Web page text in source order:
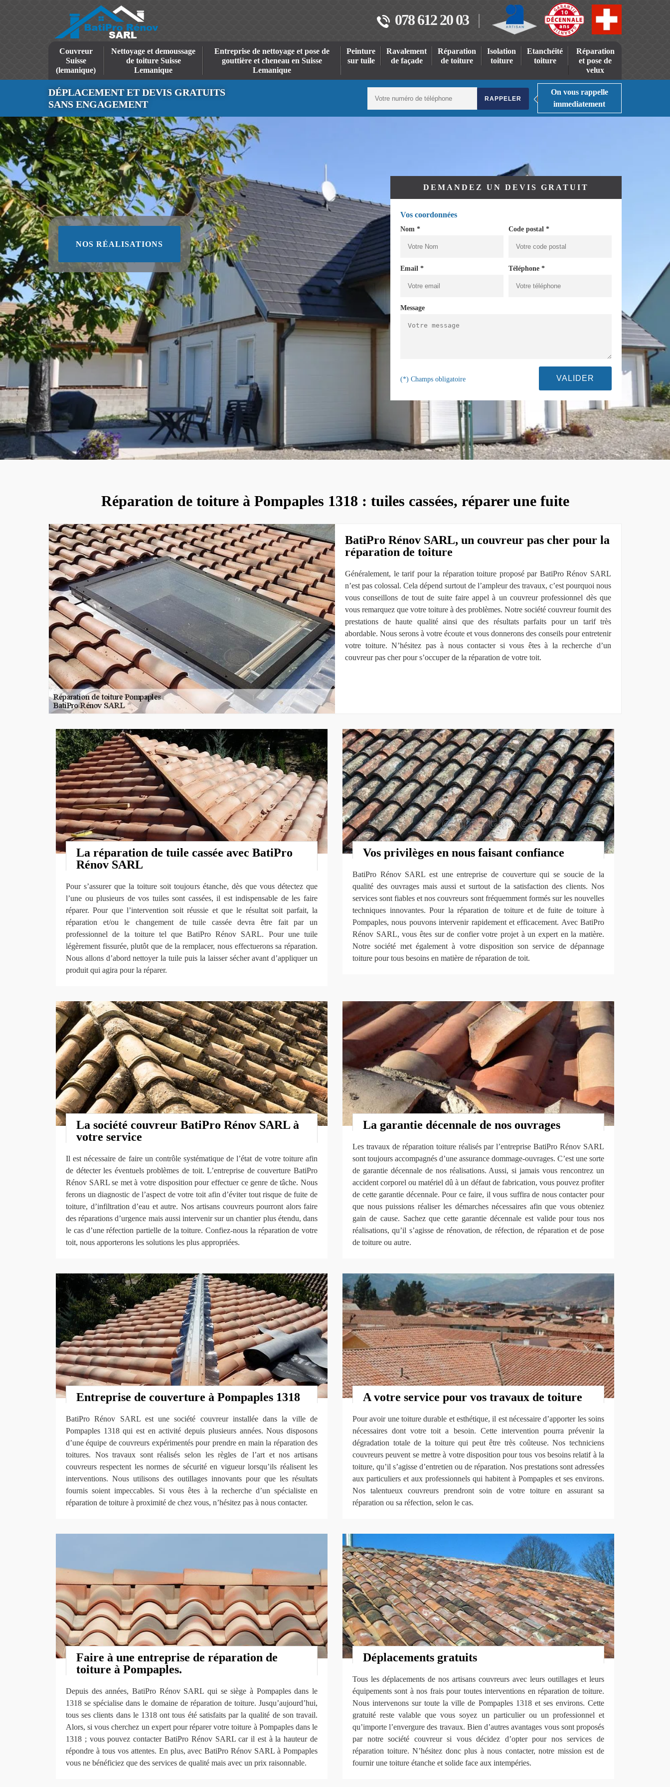
078 612 20 03
Couvreur
Suisse
(lemanique)
Nettoyage et demoussage
de toiture Suisse
Lemanique
Entreprise de nettoyage et pose de
gouttière et cheneau en Suisse
Lemanique
Peinture
sur tuile
Ravalement
de façade
Réparation
de toiture
Isolation
toiture
Etanchéité
toiture
Réparation
et pose de
velux
DÉPLACEMENT ET DEVIS GRATUITS
SANS ENGAGEMENT
On vous rappelle
immediatement
NOS RÉALISATIONS
DEMANDEZ UN DEVIS GRATUIT
Vos coordonnées
Nom * Code postal *
Email * Téléphone *
Message
(*) Champs obligatoire
Réparation de toiture à Pompaples 1318 : tuiles cassées, réparer une fuite
BatiPro Rénov SARL, un couvreur pas cher pour la
réparation de toiture
Généralement, le tarif pour la réparation toiture proposé par BatiPro Rénov SARL
n’est pas colossal. Cela dépend surtout de l’ampleur des travaux, c’est pourquoi nous
vous conseillons de tout de suite faire appel à un couvreur professionnel dès que
vous remarquez que votre toiture à des problèmes. Notre société couvreur fournit des
prestations de haute qualité ainsi que des résultats parfaits pour un tarif très
abordable. Nous serons à votre écoute et vous donnerons des conseils pour entretenir
votre toiture. N’hésitez pas à nous contacter si vous êtes à la recherche d’un
couvreur pas cher pour s’occuper de la réparation de votre toit.
La réparation de tuile cassée avec BatiPro
Rénov SARL
Pour s’assurer que la toiture soit toujours étanche, dès que vous détectez que
l’une ou plusieurs de vos tuiles sont cassées, il est indispensable de les faire
réparer. Pour que l’intervention soit réussie et que le résultat soit parfait, la
réparation et/ou le changement de tuile cassée devra être fait par un
professionnel de la toiture tel que BatiPro Rénov SARL. Pour une tuile
légèrement fissurée, plutôt que de la remplacer, nous effectuerons sa réparation.
Nous allons d’abord nettoyer la tuile puis la laisser sécher avant d’appliquer un
produit qui agira pour la réparer.
Vos privilèges en nous faisant confiance
BatiPro Rénov SARL est une entreprise de couverture qui se soucie de la
qualité des ouvrages mais aussi et surtout de la satisfaction des clients. Nos
services sont fiables et nos couvreurs sont fréquemment formés sur les nouvelles
techniques innovantes. Pour la réparation de toiture et de fuite de toiture à
Pompaples, nous pouvons intervenir rapidement et efficacement. Avec BatiPro
Rénov SARL, vous êtes sur de confier votre projet à un expert en la matière.
Notre société met également à votre disposition son service de dépannage
toiture pour tous besoins en matière de réparation de toit.
La société couvreur BatiPro Rénov SARL à
votre service
Il est nécessaire de faire un contrôle systématique de l’état de votre toiture afin
de détecter les éventuels problèmes de toit. L’entreprise de couverture BatiPro
Rénov SARL se met à votre disposition pour effectuer ce genre de tâche. Nous
ferons un diagnostic de l’aspect de votre toit afin d’éviter tout risque de fuite de
toiture, d’infiltration d’eau et autre. Nos artisans couvreurs pourront alors faire
des réparations d’urgence mais aussi intervenir sur un chantier plus étendu, dans
le cas d’une réfection partielle de la toiture. Confiez-nous la réparation de votre
toit, nous apporterons les solutions les plus appropriées.
La garantie décennale de nos ouvrages
Les travaux de réparation toiture réalisés par l’entreprise BatiPro Rénov SARL
sont toujours accompagnés d’une assurance dommage-ouvrages. C’est une sorte
de garantie décennale de nos réalisations. Aussi, si jamais vous rencontrez un
accident corporel ou matériel dû à un défaut de fabrication, vous pouvez profiter
de cette garantie décennale. Pour ce faire, il vous suffira de nous contacter pour
que nous puissions réaliser les démarches nécessaires afin que vous obteniez
gain de cause. Sachez que cette garantie décennale est valide pour tous nos
réalisations, qu’il s’agisse de rénovation, de réfection, de réparation et de pose
de toiture ou autre.
Entreprise de couverture à Pompaples 1318
BatiPro Rénov SARL est une société couvreur installée dans la ville de
Pompaples 1318 qui est en activité depuis plusieurs années. Nous disposons
d’une équipe de couvreurs expérimentés pour prendre en main la réparation des
toitures. Nos travaux sont réalisés selon les règles de l’art et nos artisans
couvreurs respectent les normes de sécurité en vigueur lorsqu’ils réalisent les
interventions. Nous utilisons des outillages innovants pour que les résultats
fournis soient impeccables. Si vous êtes à la recherche d’un spécialiste en
réparation de toiture à proximité de chez vous, n’hésitez pas à nous contacter.
A votre service pour vos travaux de toiture
Pour avoir une toiture durable et esthétique, il est nécessaire d’apporter les soins
nécessaires dont votre toit a besoin. Cette intervention pourra prévenir la
dégradation totale de la toiture qui peut être très coûteuse. Nos techniciens
couvreurs peuvent se mettre à votre disposition pour tous vos besoins relatif à la
toiture, qu’il s’agisse d’entretien ou de réparation. Nos prestations sont adressées
aux particuliers et aux professionnels qui habitent à Pompaples et ses environs.
Nos talentueux couvreurs prendront soin de votre toiture en assurant sa
réparation ou sa réfection, selon le cas.
Faire à une entreprise de réparation de
toiture à Pompaples.
Depuis des années, BatiPro Rénov SARL qui se siège à Pompaples dans le
1318 se spécialise dans le domaine de réparation de toiture. Jusqu’aujourd’hui,
tous ses clients dans le 1318 ont tous été satisfaits par la qualité de son travail.
Alors, si vous cherchez un expert pour réparer votre toiture à Pompaples dans le
1318 ; vous pouvez contacter BatiPro Rénov SARL car il est à la hauteur de
répondre à tous vos attentes. En plus, avec BatiPro Rénov SARL à Pompaples
vous ne bénéficiez que des services de qualité mais avec un prix raisonnable.
Déplacements gratuits
Tous les déplacements de nos artisans couvreurs avec leurs outillages et leurs
équipements sont à nos frais pour toutes interventions en réparation de toiture.
Nous intervenons sur toute la ville de Pompaples 1318 et ses environs. Cette
gratuité reste valable que vous soyez un particulier ou un professionnel et
qu’importe l’envergure des travaux. Bien d’autres avantages vous sont proposés
par notre société couvreur si vous décidez d’opter pour nos services de
réparation toiture. N’hésitez donc plus à nous contacter, notre mission est de
fournir une toiture étanche et solide face aux intempéries.